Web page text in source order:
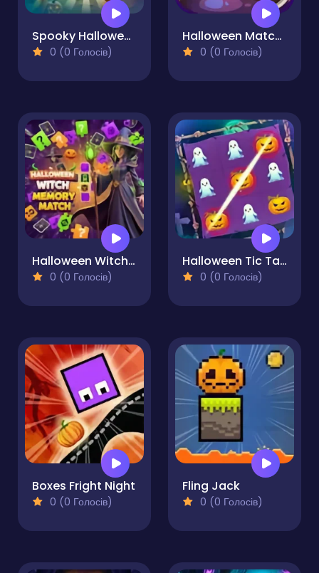
Spooky Halloween Hidden Pumpkin
0 (0 Голосів)
Halloween Match 3
0 (0 Голосів)
Halloween Witch Memory Match
0 (0 Голосів)
Halloween Tic Tac Toe
0 (0 Голосів)
Boxes Fright Night
0 (0 Голосів)
Fling Jack
0 (0 Голосів)